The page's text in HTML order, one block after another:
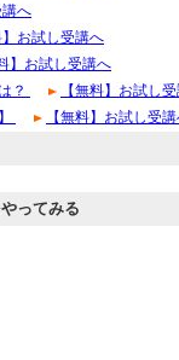
講へ
】お試し受講へ
】お試し受講へ
？
【無料】お試し
【無料】お試し受
ってみる